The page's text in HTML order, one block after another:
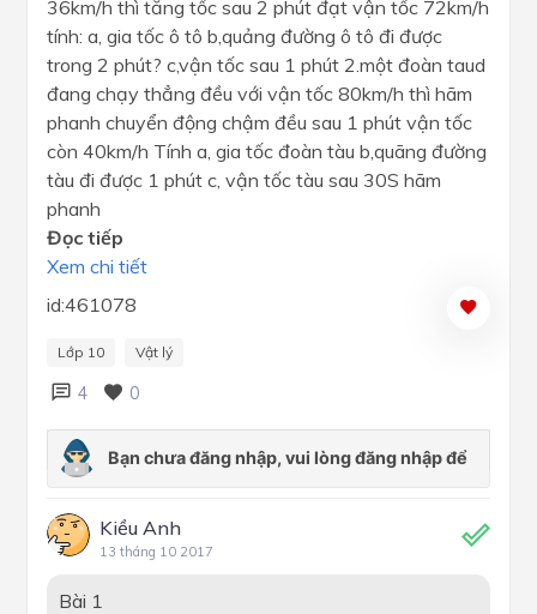
36km/h thì tăng tốc sau 2 phút đạt vận tốc 72km/h
tính: a, gia tốc ô tô b,quảng đường ô tô đi được
trong 2 phút? c,vận tốc sau 1 phút 2.một đoàn taud
đang chạy thẳng đều với vận tốc 80km/h thì hãm
phanh chuyển động chậm đều sau 1 phút vận tốc
còn 40km/h Tính a, gia tốc đoàn tàu b,quãng đường
tàu đi được 1 phút c, vận tốc tàu sau 30S hãm
phanh
Đọc tiếp
Xem chi tiết
id:461078
Lớp 10 Vật lý
4 0
Kiều Anh
13 tháng 10 2017
Bài 1